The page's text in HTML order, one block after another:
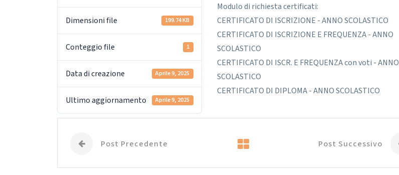
Dimensioni file 199.74 KB
Conteggio file 1
Data di creazione Aprile 9, 2025
Ultimo aggiornamento Aprile 9, 2025
Modulo di richiesta certificati:
CERTIFICATO DI ISCRIZIONE - ANNO SCOLASTICO
CERTIFICATO DI ISCRIZIONE E FREQUENZA - ANNO
SCOLASTICO
CERTIFICATO DI ISCR. E FREQUENZA con voti - ANNO
SCOLASTICO
CERTIFICATO DI DIPLOMA - ANNO SCOLASTICO
Post Precedente Post Successivo